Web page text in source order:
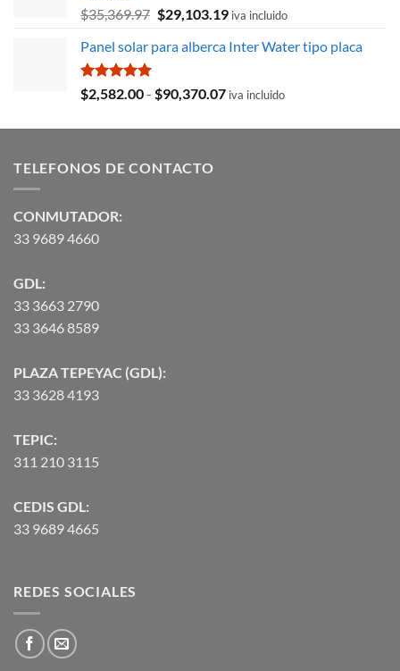
$35,369.97 El
original
$35,369.97.
$29,103.19El
actual
$29,103.19.
iva incluido
Panel solar para alberca Inter Water tipo placa
Valorado
con
$2,582.00- $90,370.07Rango
precios:
iva incluido
TELEFONOS DE CONTACTO
CONMUTADOR:
33 9689 4660
GDL:
33 3663 2790
33 3646 8589
PLAZA TEPEYAC (GDL):
33 3628 4193
TEPIC:
311 210 3115
CEDIS GDL:
33 9689 4665
REDES SOCIALES